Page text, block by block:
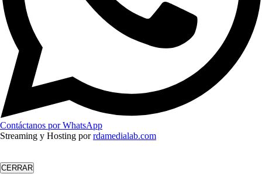
Contáctanos por WhatsApp
Streaming y Hosting porrdamedialab.com
CERRAR